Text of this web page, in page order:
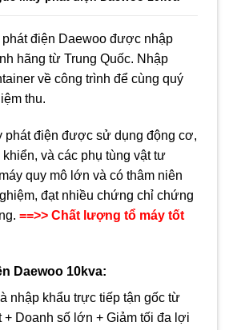
phát điện Daewoo được nhập
hãng từ Trung Quốc. Nhập
về công trình để cùng quý
thu.
phát điện được sử dụng động cơ,
và các phụ tùng vật tư
quy mô lớn và có thâm niên
đạt nhiều chứng chỉ chứng
==>> Chất lượng tổ máy tốt
Daewoo 10kva:
nhập khẩu trực tiếp tận gốc từ
+ Doanh số lớn + Giảm tối đa lợi